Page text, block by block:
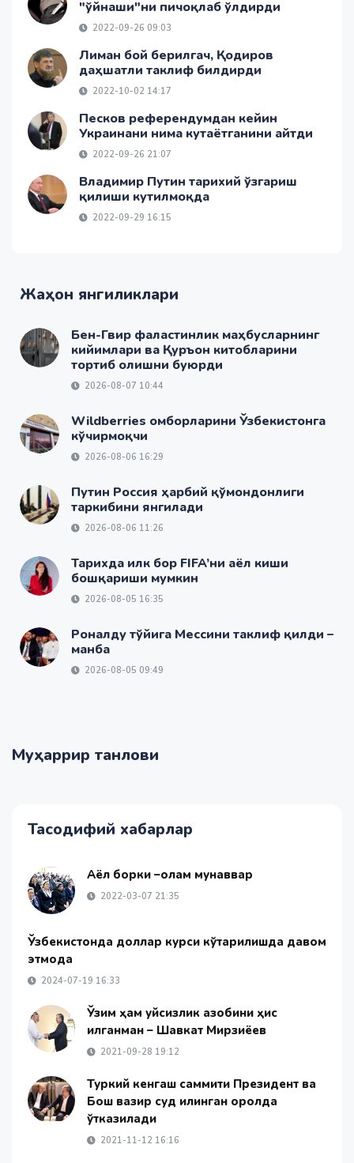
"ўйнаши"ни пичоқлаб ўлдирди
2022-09-26 09:03
Лиман бой берилгач, Қодиров
даҳшатли таклиф билдирди
2022-10-02 14:17
Песков референдумдан кейин
Украинани нима кутаётганини айтди
2022-09-26 21:07
Владимир Путин тарихий ўзгариш
қилиши кутилмоқда
2022-09-29 16:15
Жаҳон янгиликлари
Бен-Гвир фаластинлик маҳбусларнинг
кийимлари ва Қуръон китобларини
тортиб олишни буюрди
2026-08-07 10:44
Wildberries омборларини Ўзбекистонга
кўчирмоқчи
2026-08-06 16:29
Путин Россия ҳарбий қўмондонлиги
таркибини янгилади
2026-08-06 11:26
Тарихда илк бор FIFA’ни аёл киши
бошқариши мумкин
2026-08-05 16:35
Роналду тўйига Мессини таклиф қилди –
манба
2026-08-05 09:49
Муҳаррир танлови
Тасодифий хабарлар
Аёл борки –олам мунаввар
2022-03-07 21:35
Ўзбекистонда доллар курси кўтарилишда давом
этмоқда
2024-07-19 16:33
Ўзим ҳам уйсизлик азобини ҳис
қилганман – Шавкат Мирзиёев
2021-09-28 19:12
Туркий кенгаш саммити Президент ва
Бош вазир суд қилинган оролда
ўтказилади
2021-11-12 16:16